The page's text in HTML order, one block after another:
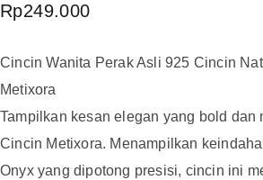
Rp249.000
Cincin Wanita Perak Asli 925 Cincin
Metixora
Tampilkan kesan elegan yang bold dan
Cincin Metixora. Menampilkan
Onyx yang dipotong presisi, cincin ini